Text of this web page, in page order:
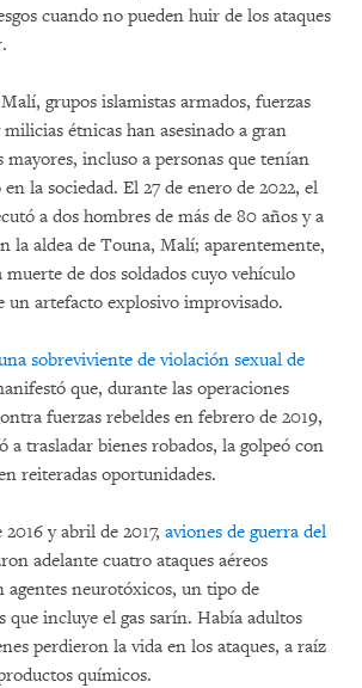
cuando no pueden huir de los ataques
grupos islamistas armados, fuerzas
étnicas han asesinado a gran
mayores, incluso a personas que tenían
la sociedad. El 27 de enero de 2022, el
a dos hombres de más de 80 años y a
la aldea de Touna, Malí; aparentemente,
de dos soldados cuyo vehículo
un artefacto explosivo improvisado.
sobreviviente de violación sexual de
que, durante las operaciones
fuerzas rebeldes en febrero de 2019,
a trasladar bienes robados, la golpeó con
reiteradas oportunidades.
y abril de 2017, aviones de guerra del
adelante cuatro ataques aéreos
agentes neurotóxicos, un tipo de
que incluye el gas sarín. Había adultos
perdieron la vida en los ataques, a raíz
químicos.